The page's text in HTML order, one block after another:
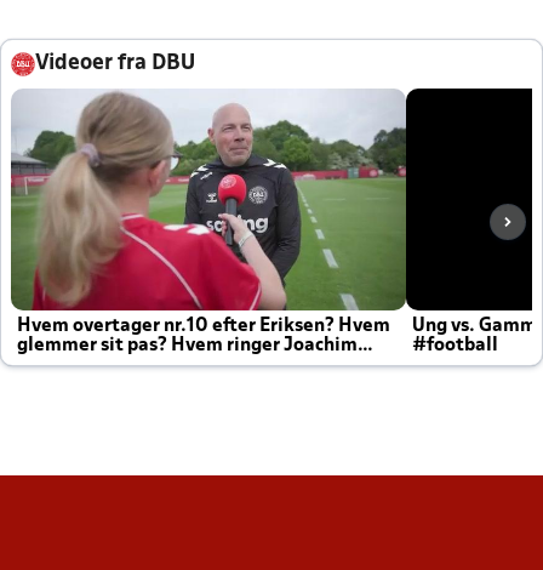
Videoer fra DBU
Hvem overtager nr.10 efter Eriksen? Hvem
glemmer sit pas? Hvem ringer Joachim
altid til efter kampe?
Ung vs.
#football